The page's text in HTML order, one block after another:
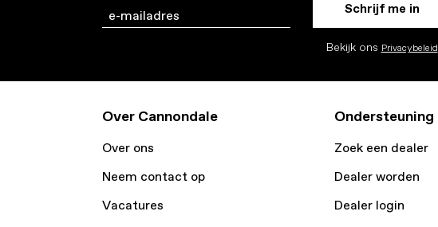
Email Schrijf me in
Bekijk ons Privacybeleid
Over Cannondale
Over ons
Neem contact op
Vacatures
Ondersteuning
Zoek een dealer
Dealer worden
Dealer login